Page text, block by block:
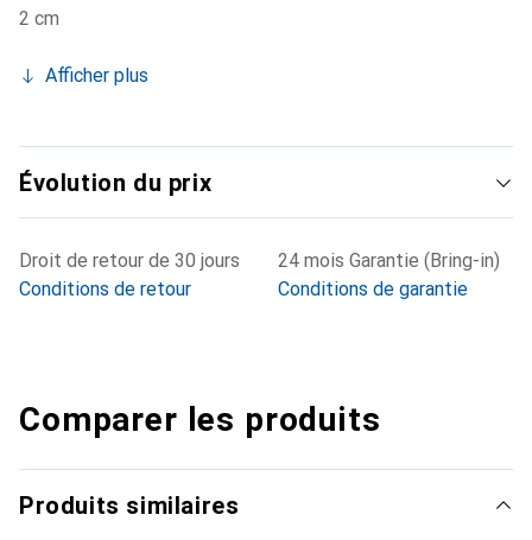
2 cm
Afficher plus
Évolution du prix
Droit de retour de 30 jours
Conditions de retour
24 mois Garantie (Bring-in)
Conditions de garantie
Comparer les produits
Produits similaires